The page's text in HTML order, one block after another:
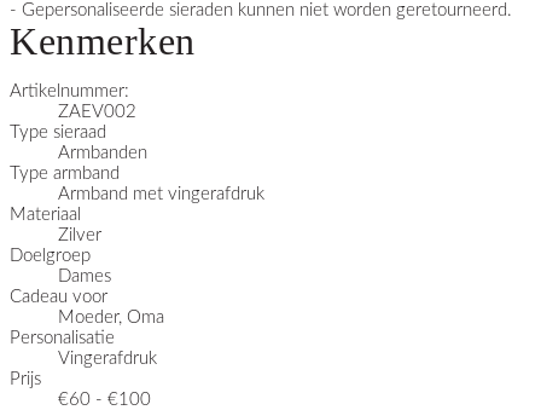
- Gepersonaliseerde sieraden kunnen niet worden geretourneerd.
Kenmerken
Artikelnummer:
ZAEV002
Type sieraad
Armbanden
Type armband
Armband met vingerafdruk
Materiaal
Zilver
Doelgroep
Dames
Cadeau voor
Moeder, Oma
Personalisatie
Vingerafdruk
Prijs
€60 - €100